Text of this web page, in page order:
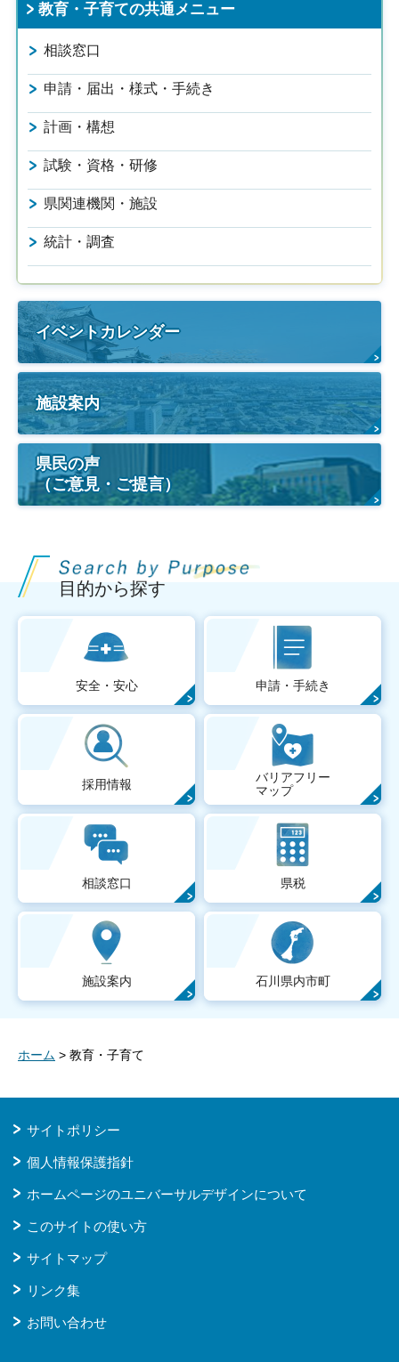
教育・子育ての共通メニュー
相談窓口
申請・届出・様式・手続き
計画・構想
試験・資格・研修
県関連機関・施設
統計・調査
イベントカレンダー
施設案内
県民の声
（ご意見・ご提言）
目的から探す
安全・安心 申請・手続き
採用情報
バリアフリー
マップ
相談窓口 県税
施設案内 石川県内市町
ホーム > 教育・子育て
サイトポリシー
個人情報保護指針
ホームページのユニバーサルデザインについて
このサイトの使い方
サイトマップ
リンク集
お問い合わせ